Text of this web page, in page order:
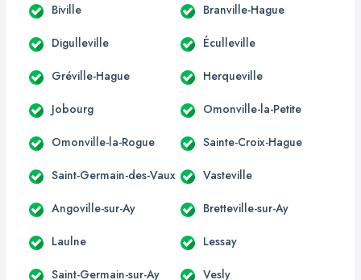
Biville Branville-Hague
Digulleville Éculleville
Gréville-Hague Herqueville
Jobourg Omonville-la-Petite
Omonville-la-Rogue Sainte-Croix-Hague
Saint-Germain-des-Vaux Vasteville
Angoville-sur-Ay Bretteville-sur-Ay
Laulne Lessay
Saint-Germain-sur-Ay Vesly